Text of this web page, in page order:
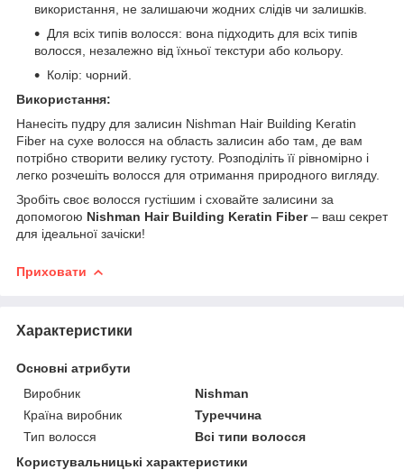
використання, не залишаючи жодних слідів чи залишків.
Для всіх типів волосся: вона підходить для всіх типів
волосся, незалежно від їхньої текстури або кольору.
Колір: чорний.
Використання:
Нанесіть пудру для залисин Nishman Hair Building Keratin
Fiber на сухе волосся на область залисин або там, де вам
потрібно створити велику густоту. Розподіліть її рівномірно і
легко розчешіть волосся для отримання природного вигляду.
Зробіть своє волосся густішим і сховайте залисини за
допомогою Nishman Hair Building Keratin Fiber– ваш секрет
для ідеальної зачіски!
Приховати
Характеристики
Основні атрибути
Виробник
Nishman
Країна виробник
Туреччина
Тип волосся
Всі типи волосся
Користувальницькі характеристики